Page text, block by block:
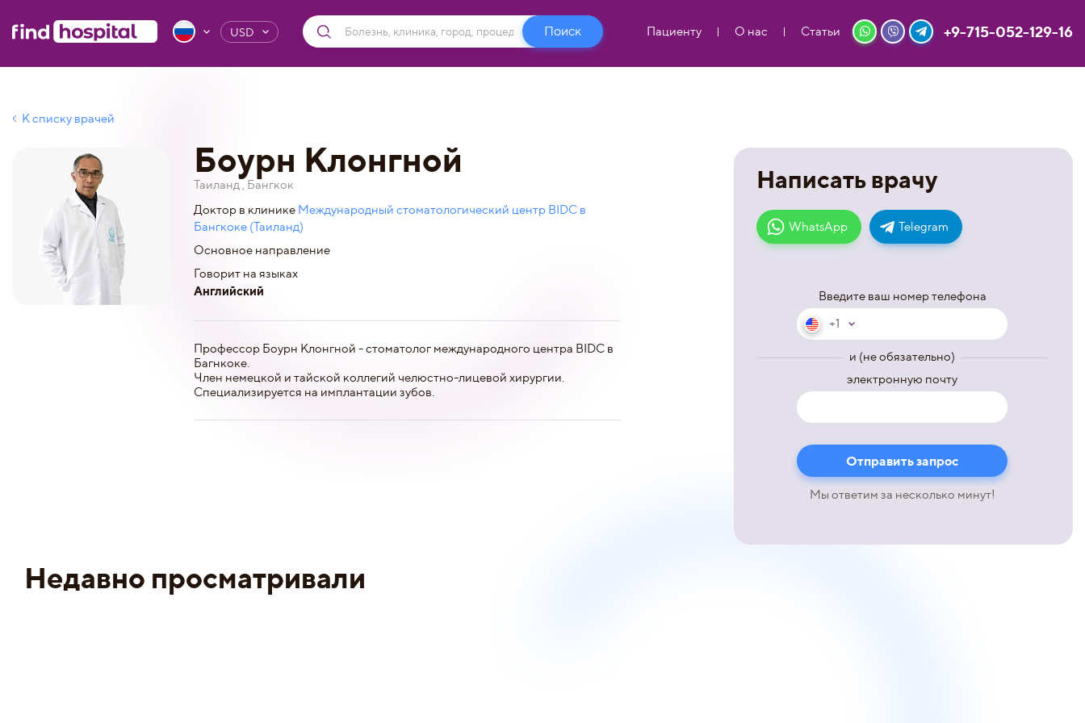
USD Пациенту О нас Статьи +9-715-052-129-16
К списку врачей
Написать врачу
WhatsApp Telegram
Введите ваш номер телефона
+1
и (не обязательно)
электронную почту
Мы ответим за несколько минут!
Боурн Клонгной
Таиланд , Бангкок
Доктор в клинике Международный стоматологический центр BIDC в
Бангкоке (Таиланд)
Основное направление
Говорит на языках
Английский
Профессор Боурн Клонгной - стоматолог международного центра BIDC в
Багнкоке.
Член немецкой и тайской коллегий челюстно-лицевой хирургии.
Специализируется на имплантации зубов.
Недавно просматривали